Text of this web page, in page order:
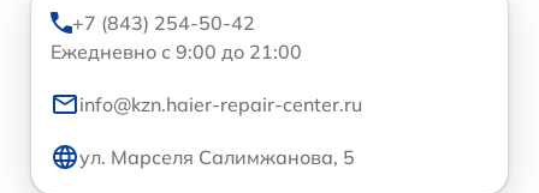
+7 (843) 254-50-42
Ежедневно с 9:00 до 21:00
info@kzn.haier-repair-center.ru
ул. Марселя Салимжанова, 5